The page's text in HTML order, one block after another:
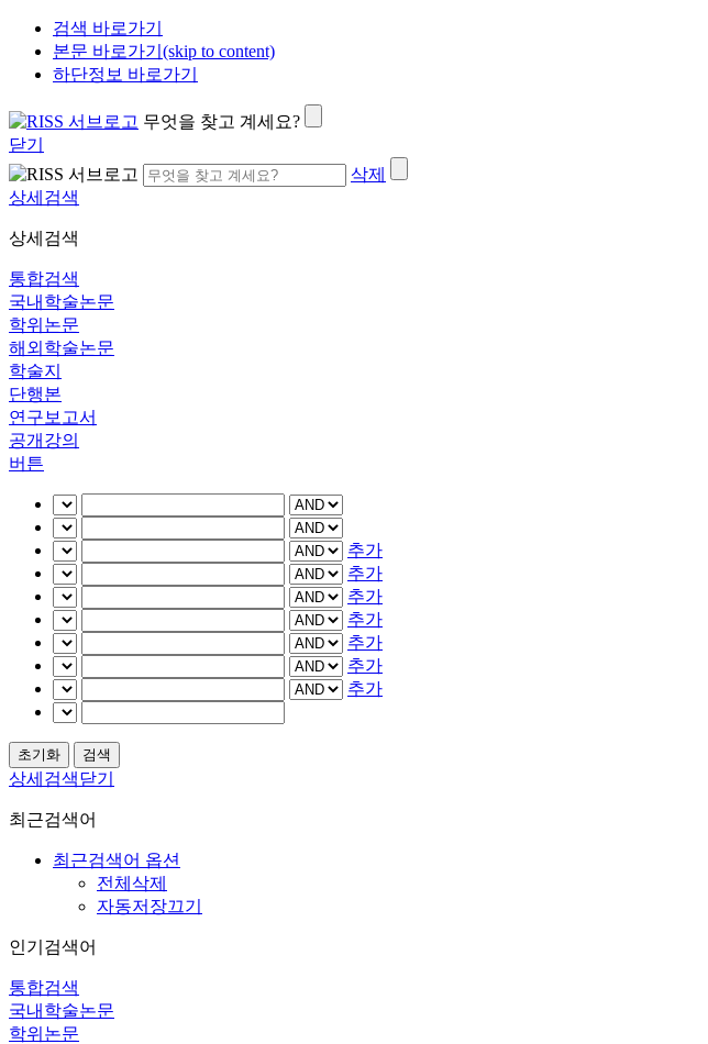
검색 바로가기
본문 바로가기(skip to content)
하단정보 바로가기
무엇을 찾고 계세요?
닫기
삭제
상세검색
상세검색
통합검색
국내학술논문
학위논문
해외학술논문
학술지
단행본
연구보고서
공개강의
버튼
추가
추가
추가
추가
추가
추가
추가
상세검색닫기
최근검색어
최근검색어 옵션
전체삭제
자동저장끄기
인기검색어
통합검색
국내학술논문
학위논문